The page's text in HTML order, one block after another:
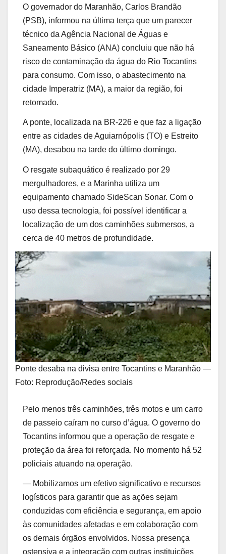
O governador do Maranhão, Carlos Brandão
(PSB), informou na última terça que um parecer
técnico da Agência Nacional de Águas e
Saneamento Básico (ANA) concluiu que não há
risco de contaminação da água do Rio Tocantins
para consumo. Com isso, o abastecimento na
cidade Imperatriz (MA), a maior da região, foi
retomado.
A ponte, localizada na BR-226 e que faz a ligação
entre as cidades de Aguiarnópolis (TO) e Estreito
(MA), desabou na tarde do último domingo.
O resgate subaquático é realizado por 29
mergulhadores, e a Marinha utiliza um
equipamento chamado SideScan Sonar. Com o
uso dessa tecnologia, foi possível identificar a
localização de um dos caminhões submersos, a
cerca de 40 metros de profundidade.
Ponte desaba na divisa entre Tocantins e Maranhão —
Foto: Reprodução/Redes sociais
Pelo menos três caminhões, três motos e um carro
de passeio caíram no curso d’água. O governo do
Tocantins informou que a operação de resgate e
proteção da área foi reforçada. No momento há 52
policiais atuando na operação.
— Mobilizamos um efetivo significativo e recursos
logísticos para garantir que as ações sejam
conduzidas com eficiência e segurança, em apoio
às comunidades afetadas e em colaboração com
os demais órgãos envolvidos. Nossa presença
ostensiva e a integração com outras instituições